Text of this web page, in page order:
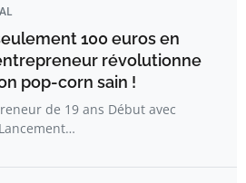
100 euros en
révolutionne
pop-corn sain !
de 19 ans Début avec